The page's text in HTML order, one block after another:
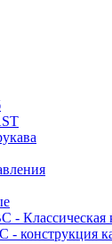
- Классическая
- конструкция